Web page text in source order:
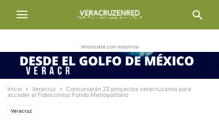
-Anúnciate con nosotros-
Inicio Veracruz
Concursarán 22 proyectos veracruzanos para
acceder al Fideicomiso Fondo Metropolitano
Veracruz